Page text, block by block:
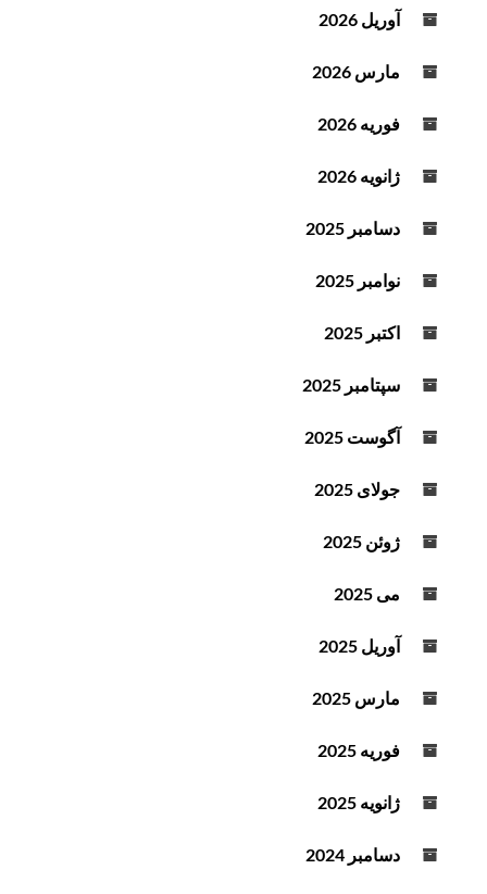
آوریل 2026
مارس 2026
فوریه 2026
ژانویه 2026
دسامبر 2025
نوامبر 2025
اکتبر 2025
سپتامبر 2025
آگوست 2025
جولای 2025
ژوئن 2025
می 2025
آوریل 2025
مارس 2025
فوریه 2025
ژانویه 2025
دسامبر 2024